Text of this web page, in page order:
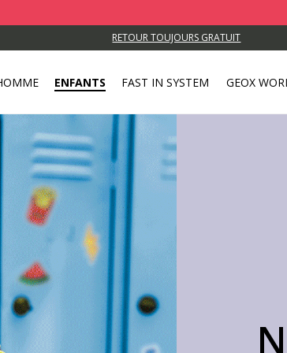
RETOUR TOUJOURS GRATUIT
ENFANTS FAST IN SYSTEM GEOX